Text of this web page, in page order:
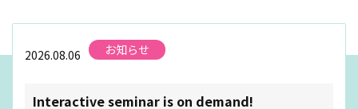
2026.08.06 お知らせ
Interactive seminar is on demand!